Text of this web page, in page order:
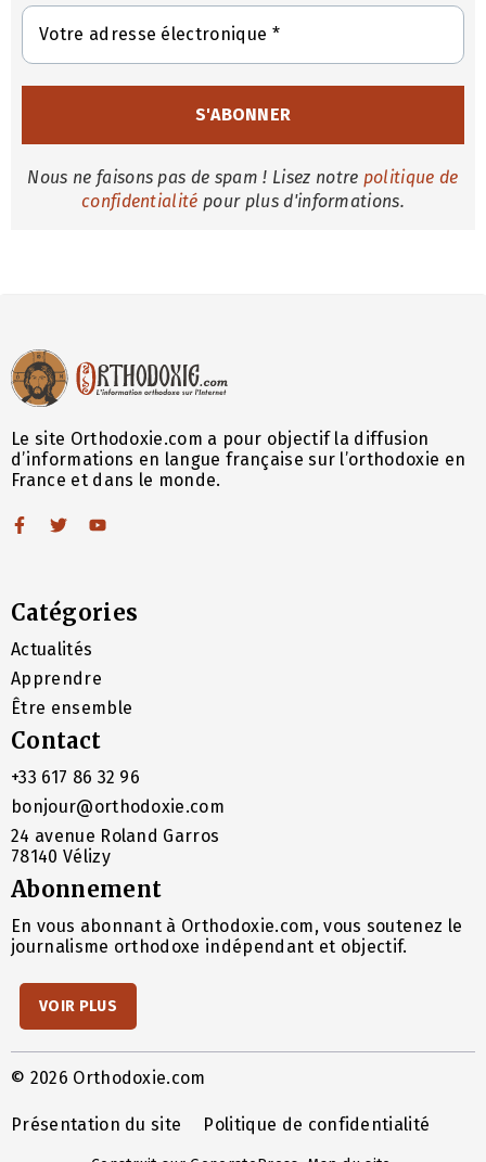
Nous ne faisons pas de spam ! Lisez notre politique de
confidentialité pour plus d'informations.
Le site Orthodoxie.com a pour objectif la diffusion
d’informations en langue française sur l’orthodoxie en
France et dans le monde.
Catégories
Actualités
Apprendre
Être ensemble
Contact
+33 617 86 32 96
bonjour@orthodoxie.com
24 avenue Roland Garros
78140 Vélizy
Abonnement
En vous abonnant à Orthodoxie.com, vous soutenez le
journalisme orthodoxe indépendant et objectif.
VOIR PLUS
© 2026 Orthodoxie.com
Présentation du site Politique de confidentialité